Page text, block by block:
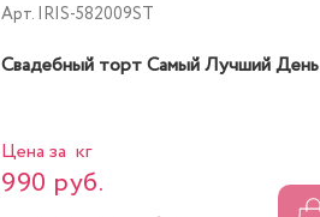
Арт. IRIS-582009ST
Свадебный торт Самый Лучший День
Цена за кг
990 руб.